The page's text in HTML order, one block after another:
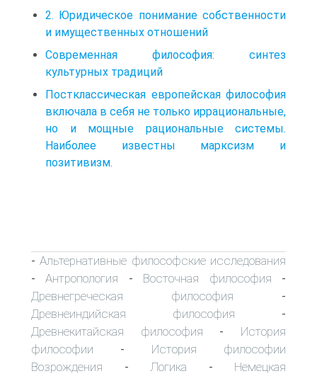
2. Юридическое понимание собственности
и имущественных отношений
Современная философия: синтез
культурных традиций
Постклассическая европейская философия
включала в себя не только иррациональные,
но и мощные рациональные системы.
Наиболее известны марксизм и
позитивизм.
-Альтернативные философские исследования
-Антропология - Восточная философия -
Древнегреческая философия -
Древнеиндийская философия -
Древнекитайская философия - История
философии - История философии
Возрождения - Логика - Немецкая